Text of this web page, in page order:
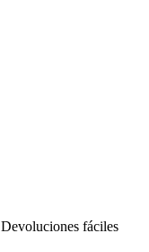
Devoluciones fáciles